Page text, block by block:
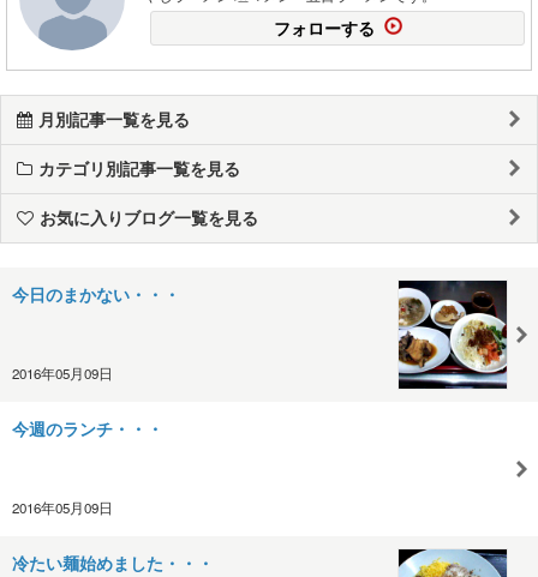
フォローする
月別記事一覧を見る
カテゴリ別記事一覧を見る
お気に入りブログ一覧を見る
今日のまかない・・・
2016年05月09日
今週のランチ・・・
2016年05月09日
冷たい麺始めました・・・